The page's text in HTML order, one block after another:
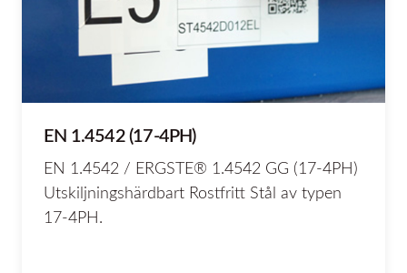
EN 1.4542 (17-4PH)
EN 1.4542 / ERGSTE® 1.4542 GG (17-4PH)
Utskiljningshärdbart Rostfritt Stål av typen
17-4PH.